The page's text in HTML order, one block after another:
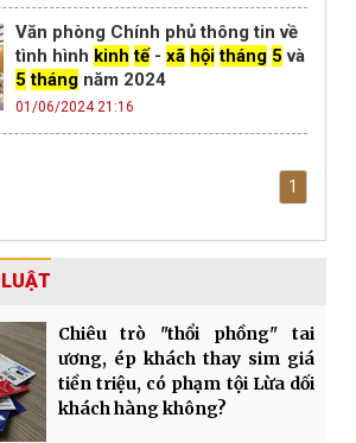
Văn phòng Chính phủ thông tin về
tình hình kinh tế- xã hội tháng 5 và
5 tháng năm 2024
01/06/2024 21:16
1
Chiêu trò "thổi phồng" tai
ương, ép khách thay sim giá
tiền triệu, có phạm tội Lừa dối
khách hàng không?